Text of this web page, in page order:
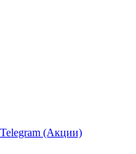
Telegram (Акции)